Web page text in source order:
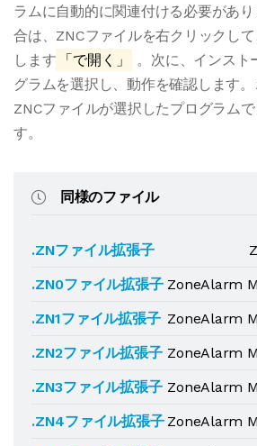
ラムに自動的に関連付ける必要があ
合は、ZNCファイルを右クリックし
します
「で開く」
。次に、インスト
グラムを選択し、動作を確認します
ZNCファイルが選択したプログラム
す。
同様のファイル
.ZNファイル拡張子
.ZN0ファイル拡張子 ZoneAlarm
.ZN1ファイル拡張子 ZoneAlarm
.ZN2ファイル拡張子 ZoneAlarm
.ZN3ファイル拡張子 ZoneAlarm
.ZN4ファイル拡張子 ZoneAlarm